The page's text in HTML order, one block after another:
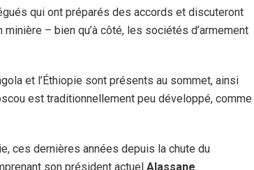
qui ont préparés des accords et discuteront
– bien qu’à côté, les sociétés d’armement
et l’Éthiopie sont présents au sommet, ainsi
est traditionnellement peu développé, comme
ces dernières années depuis la chute du
son président actuel Alassane